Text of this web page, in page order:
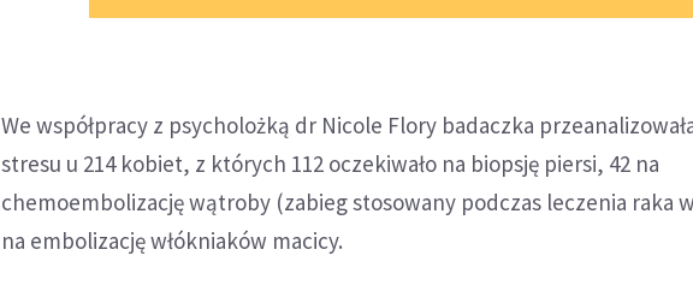
We współpracy z psycholożką dr Nicole Flory badaczka
stresu u 214 kobiet, z których 112 oczekiwało na biopsję piersi, 42 na
chemoembolizację wątroby (zabieg stosowany podczas leczenia raka
na embolizację włókniaków macicy.